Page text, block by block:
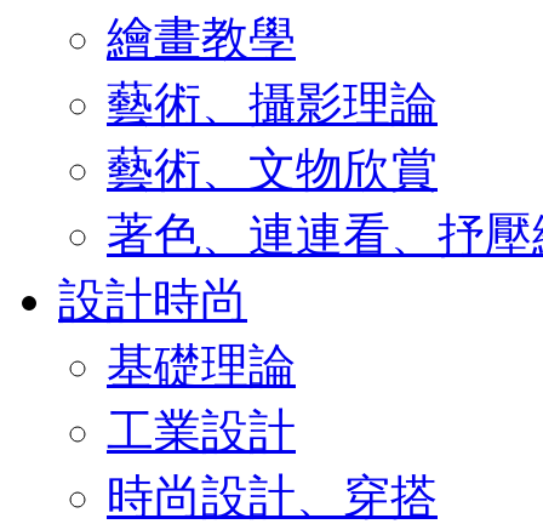
繪畫教學
藝術、攝影理論
藝術、文物欣賞
著色、連連看、抒
設計時尚
基礎理論
工業設計
時尚設計、穿搭